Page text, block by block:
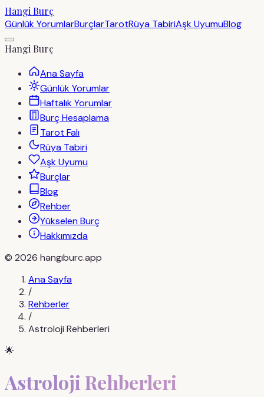
Hangi Burç
Günlük YorumlarBurçlarTarotRüya TabiriAşk UyumuBlog
Hangi Burç
Ana Sayfa
Günlük Yorumlar
Haftalık Yorumlar
Burç Hesaplama
Tarot Falı
Rüya Tabiri
Aşk Uyumu
Burçlar
Blog
Rehber
Yükselen Burç
Hakkımızda
© 2026 hangiburc.app
Ana Sayfa
/
Rehberler
/
Astroloji Rehberleri
🌟
Astroloji Rehberleri